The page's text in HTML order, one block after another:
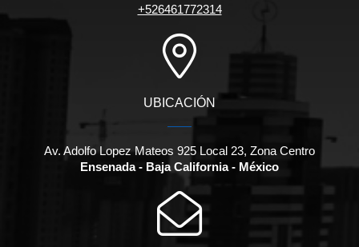
+526461772314
UBICACIÓN
Av. Adolfo Lopez Mateos 925 Local 23, Zona Centro
Ensenada - Baja California - México